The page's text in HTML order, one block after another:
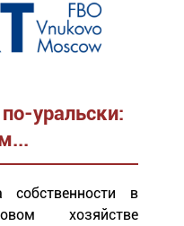
уральски:
собственности в
хозяйстве